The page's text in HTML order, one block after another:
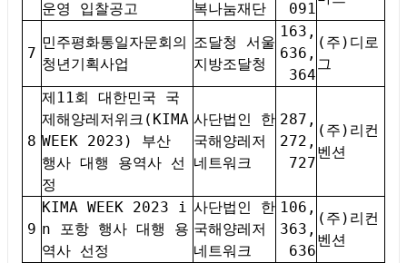
운영 입찰공고 복나눔재단 091
7
민주평화통일자문회의
청년기획사업
조달청 서울
지방조달청
163,
636,
364
(주)디로
그
8
제11회 대한민국 국
제해양레저위크(KIMA
WEEK 2023) 부산
행사 대행 용역사 선
정
사단법인 한
국해양레저
네트워크
287,
272,
727
(주)리컨
벤션
9
KIMA WEEK 2023 i
n 포항 행사 대행 용
역사 선정
사단법인 한
국해양레저
네트워크
106,
363,
636
(주)리컨
벤션